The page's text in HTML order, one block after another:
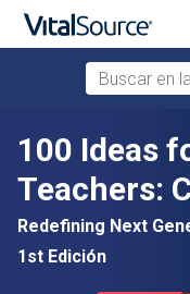
Saltar al contenido
Buscar en
100 Ideas
Teachers:
Redefining Next
1st Edición